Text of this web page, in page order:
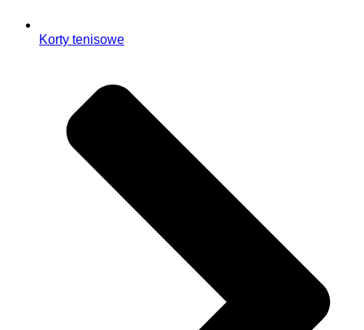
Korty tenisowe